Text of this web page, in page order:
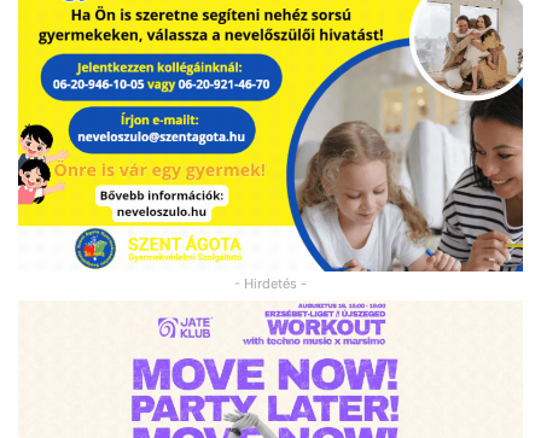
- Hirdetés -